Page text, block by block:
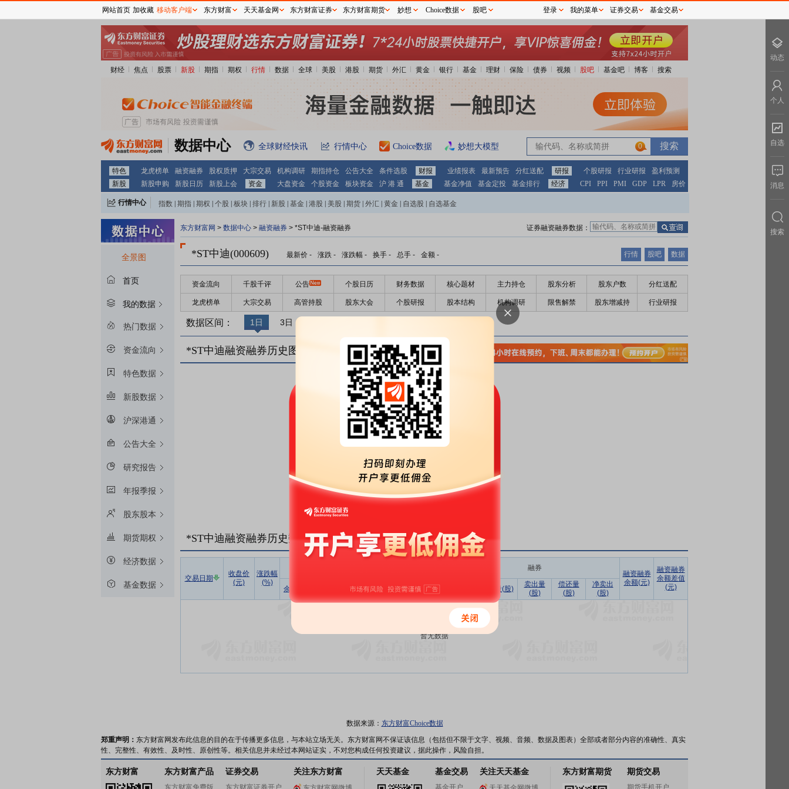
财经 焦点 股票 新股 期指 期权 行情 数据 全球 美股 港股 期货 外汇 黄金 银行 基金 理财 保险 债券 视频 股吧 基金吧 博客 搜索
数据中心 全球财经快讯 行情中心 Choice数据 妙想大模型 0
特色 龙虎榜单 融资融券 股权质押 大宗交易 机构调研 期指持仓 公告大全 条件选股 财报 业绩报表 最新预告 分红送配 研报 个股研报 行业研报
盈利预测
新股
新股申购 新股日历 新股上会 资金 大盘资金 个股资金 板块资金 沪 港 通 基金 基金净值 基金定投 基金排行 经济 CPI PPI PMI GDP LPR 房价
行情中心 指数 期指 期权 个股 板块 排行 新股 基金 港股 美股 期货 外汇 黄金 自选股 自选基金
全景图
首页
我的数据
热门数据
资金流向
特色数据
新股数据
沪深港通
公告大全
研究报告
年报季报
股东股本
期货期权
经济数据
基金数据
东方财富网 > 数据中心 > 融资融券 > *ST中迪-融资融券 证券融资融券数据：
*ST中迪(000609) 最新价 - 涨跌 - 涨跌幅 - 换手 - 总手 - 金额 - 行情 股吧 数据
资金流向 千股千评 公告 个股日历 财务数据 核心题材 主力持仓 股东分析 股东户数 分红送配
龙虎榜单 大宗交易 高管持股 股东大会 个股研报 股本结构 机构调研 限售解禁 股东增减持 行业研报
数据区间： 1日 3日
*ST中迪融资融券历史图(
*ST中迪融资融券历史数据( 1日)
交易日期
收盘价
(元)
涨跌幅
(%)
融券
融资融券
余额(元)
融资融券
余额差值
(元)
余额(元)
买入额
(元)
偿还额
(元)
净买入
(元)
余量(股)
卖出量
(股)
偿还量
(股)
净卖出
(股)
暂无数据
数据来源： 东方财富Choice数据
郑重声明： 东方财富网发布此信息的目的在于传播更多信息，与本站立场无关。东方财富网不保证该信息（包括但不限于文字、视频、音频、数据及图表）全部或者部分内容的准确性、真实
性、完整性、有效性、及时性、原创性等。相关信息并未经过本网站证实，不对您构成任何投资建议，据此操作，风险自担。
东方财富 东方财富产品
东方财富免费版
证券交易
东方财富证券开户
关注东方财富 天天基金 基金交易
基金开户
关注天天基金 东方财富期货 期货交易
期货手机开户
网站首页 加收藏 移动客户端 东方财富 天天基金网 东方财富证券 东方财富期货 妙想 Choice数据 股吧 登录 我的菜单 证券交易 基金交易
动态
个人
自选
消息
搜索